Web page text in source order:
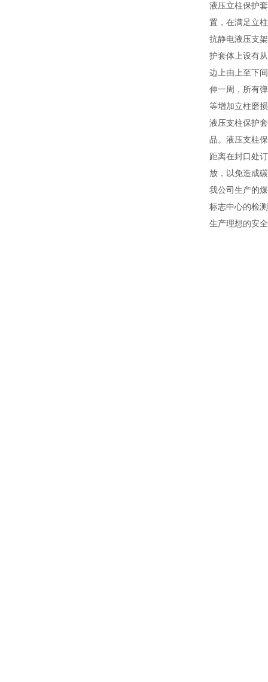
液压立柱保护
置，在满足立
抗静电液压支
护套体上设有
边上由上至下
伸一周，所有
等增加立柱磨
液压支柱保护
品。液压支柱
距离在封口处
放，以免造成
我公司生产的
标志中心的检
生产理想的安